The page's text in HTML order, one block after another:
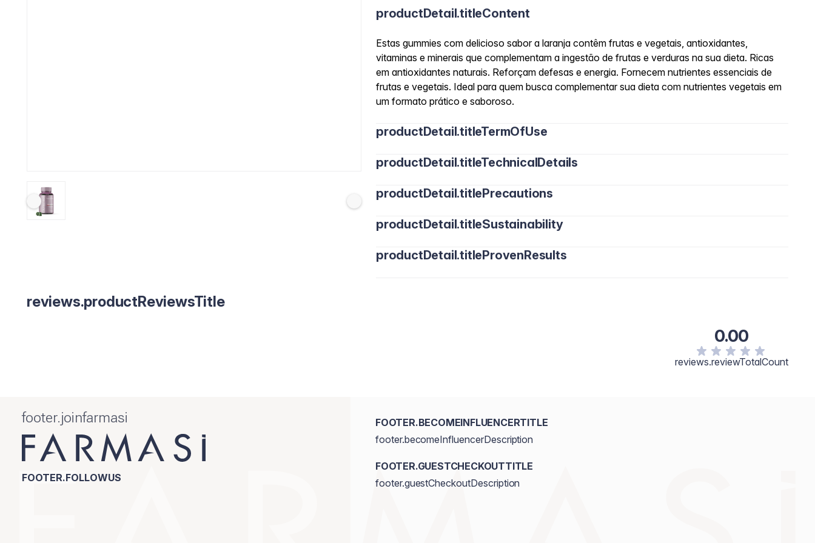
productDetail.titleContent
Estas gummies com delicioso sabor a laranja contêm frutas e vegetais, antioxidantes,
vitaminas e minerais que complementam a ingestão de frutas e verduras na sua dieta. Ricas
em antioxidantes naturais. Reforçam defesas e energia. Fornecem nutrientes essenciais de
frutas e vegetais. Ideal para quem busca complementar sua dieta com nutrientes vegetais em
um formato prático e saboroso.
productDetail.titleTermOfUse
productDetail.titleTechnicalDetails
productDetail.titlePrecautions
productDetail.titleSustainability
productDetail.titleProvenResults
reviews.productReviewsTitle
0.00
reviews.reviewTotalCount
footer.joinfarmasi
FOOTER.FOLLOWUS
FOOTER.BECOMEINFLUENCERTITLE
footer.becomeInfluencerDescription
FOOTER.GUESTCHECKOUTTITLE
footer.guestCheckoutDescription